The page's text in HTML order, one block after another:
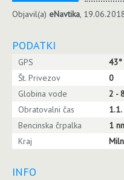
Objavil(a) eNavtika,
PODATKI
GPS
Št. Privezov
0
Globina vode
2 -
Obratovalni čas
Bencinska črpalka
1
Kraj
INFO